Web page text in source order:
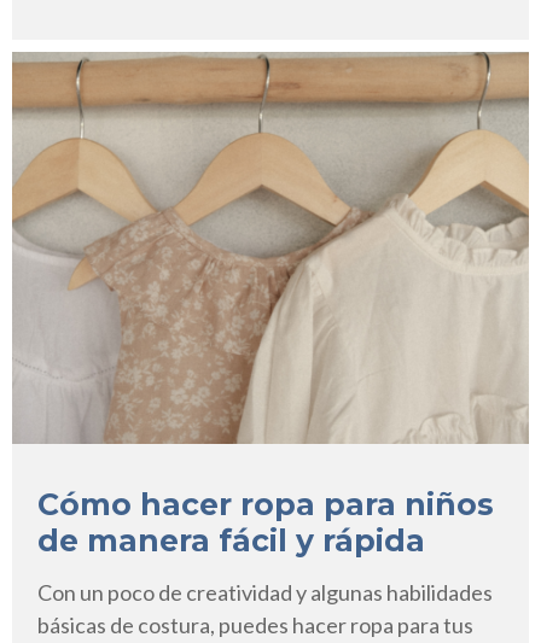
Cómo hacer ropa para niños
de manera fácil y rápida
Con un poco de creatividad y algunas habilidades
básicas de costura, puedes hacer ropa para tus